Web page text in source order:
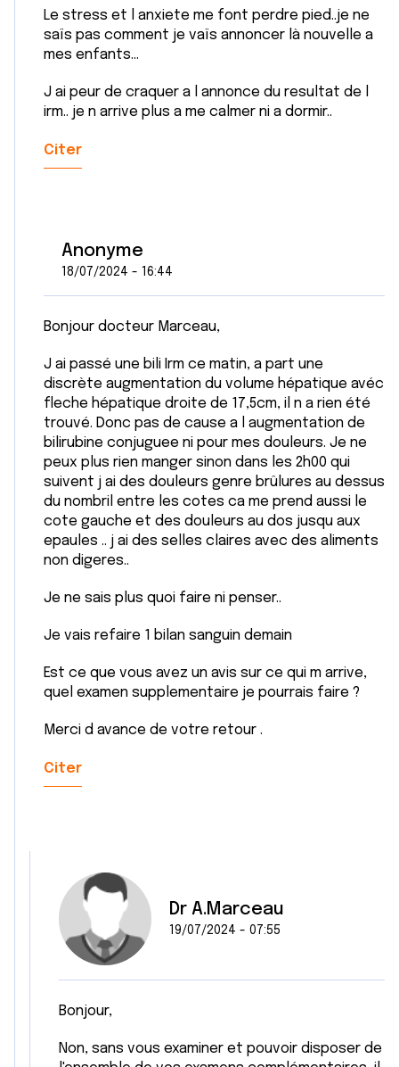
Le stress et l anxiete me font perdre pied..je ne
saïs pas comment je vaïs annoncer là nouvelle a
mes enfants...
J ai peur de craquer a l annonce du resultat de l
irm.. je n arrive plus a me calmer ni a dormir..
Citer
Anonyme
18/07/2024 - 16:44
Bonjour docteur Marceau,
J ai passé une bili Irm ce matin, a part une
discrète augmentation du volume hépatique avéc
fleche hépatique droite de 17,5cm, il n a rien été
trouvé. Donc pas de cause a l augmentation de
bilirubine conjuguee ni pour mes douleurs. Je ne
peux plus rien manger sinon dans les 2h00 qui
suivent j ai des douleurs genre brûlures au dessus
du nombril entre les cotes ca me prend aussi le
cote gauche et des douleurs au dos jusqu aux
epaules .. j ai des selles claires avec des aliments
non digeres..
Je ne sais plus quoi faire ni penser..
Je vais refaire 1 bilan sanguin demain
Est ce que vous avez un avis sur ce qui m arrive,
quel examen supplementaire je pourrais faire ?
Merci d avance de votre retour .
Citer
Dr A.Marceau
19/07/2024 - 07:55
Bonjour,
Non, sans vous examiner et pouvoir disposer de